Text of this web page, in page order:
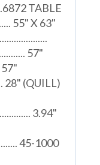
TABLE
55" X 63"
57"
57"
28" (QUILL)
3.94"
45-1000